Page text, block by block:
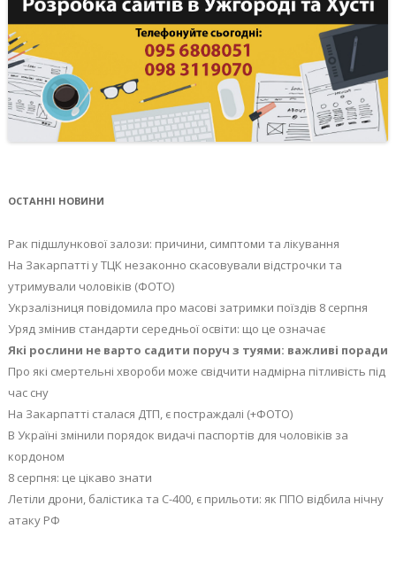
ОСТАННІ НОВИНИ
Рак підшлункової залози: причини, симптоми та лікування
На Закарпатті у ТЦК незаконно скасовували відстрочки та
утримували чоловіків (ФОТО)
Укрзалізниця повідомила про масові затримки поїздів 8 серпня
Уряд змінив стандарти середньої освіти: що це означає
Які рослини не варто садити поруч з туями: важливі поради
Про які смертельні хвороби може свідчити надмірна пітливість під
час сну
На Закарпатті сталася ДТП, є постраждалі (+ФОТО)
В Україні змінили порядок видачі паспортів для чоловіків за
кордоном
8 серпня: це цікаво знати
Летіли дрони, балістика та С-400, є прильоти: як ППО відбила нічну
атаку РФ